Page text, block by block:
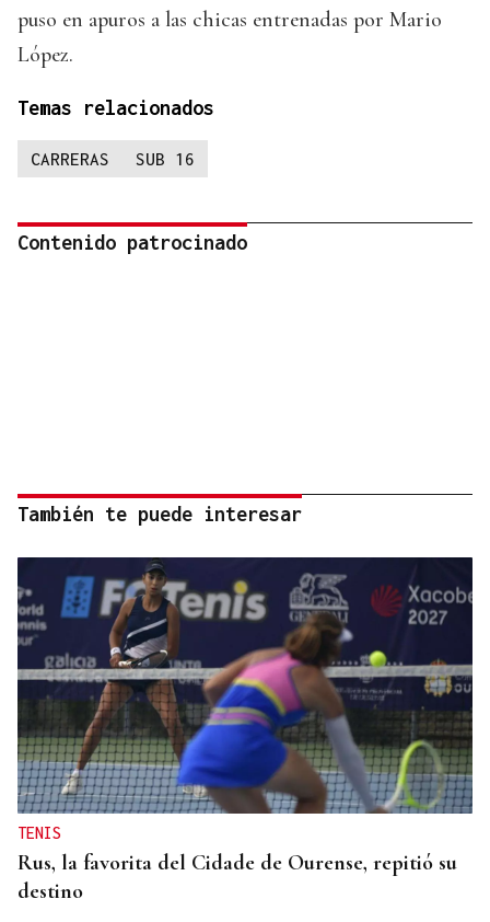
puso en apuros a las chicas entrenadas por Mario
López.
Temas relacionados
CARRERAS SUB 16
Contenido patrocinado
También te puede interesar
TENIS
Rus, la favorita del Cidade de Ourense, repitió su
destino